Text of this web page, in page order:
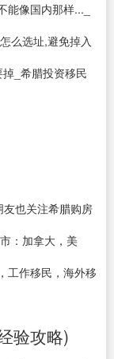
像国内那样..._
么选址,避免掉入
_希腊投资移民
友也关注希腊购房
：加拿大，美
工作移民，海外移
验攻略)